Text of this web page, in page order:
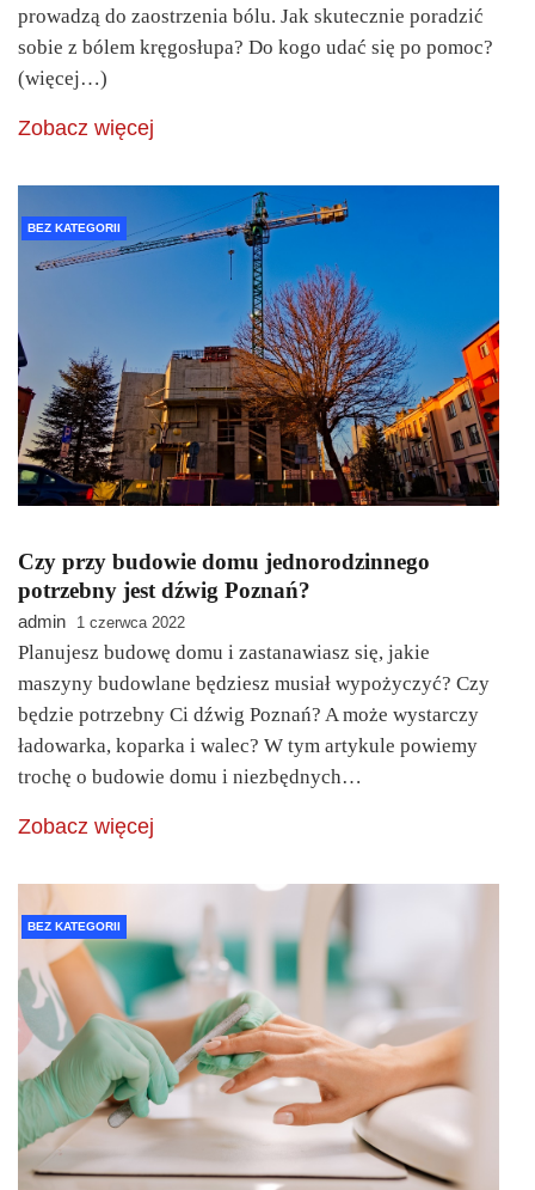
prowadzą do zaostrzenia bólu. Jak skutecznie poradzić
sobie z bólem kręgosłupa? Do kogo udać się po pomoc?
(więcej…)
Zobacz więcej
BEZ KATEGORII
Czy przy budowie domu jednorodzinnego
potrzebny jest dźwig Poznań?
admin 1 czerwca 2022
Planujesz budowę domu i zastanawiasz się, jakie
maszyny budowlane będziesz musiał wypożyczyć? Czy
będzie potrzebny Ci dźwig Poznań? A może wystarczy
ładowarka, koparka i walec? W tym artykule powiemy
trochę o budowie domu i niezbędnych…
Zobacz więcej
BEZ KATEGORII